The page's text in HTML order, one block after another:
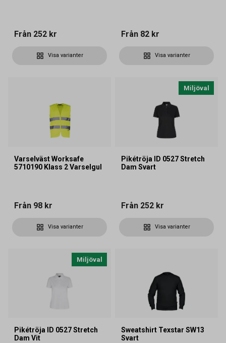
Från 252 kr
Visa varianter
Från 82 kr
Visa varianter
Varselväst Worksafe
5710190 Klass 2 Varselgul
Från 98 kr
Visa varianter
Miljöval
Pikétröja ID 0527 Stretch
Dam Svart
Från 252 kr
Visa varianter
Miljöval
Pikétröja ID 0527 Stretch
Dam Vit
Sweatshirt Texstar SW13
Svart